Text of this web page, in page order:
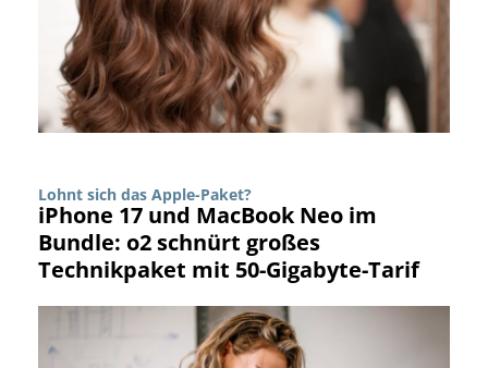
Lohnt sich das Apple-Paket?
iPhone 17 und MacBook Neo im
Bundle: o2 schnürt großes
Technikpaket mit 50-Gigabyte-Tarif